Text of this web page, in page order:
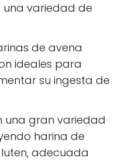
variedad de
de avena
ideales para
su ingesta de
una gran variedad
harina de
adecuada